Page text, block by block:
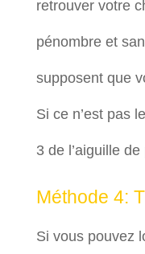
retrouver votre
pénombre et
supposent que
Si ce n’est pas
3 de l’aiguille
Méthode 4:
Si vous pouvez